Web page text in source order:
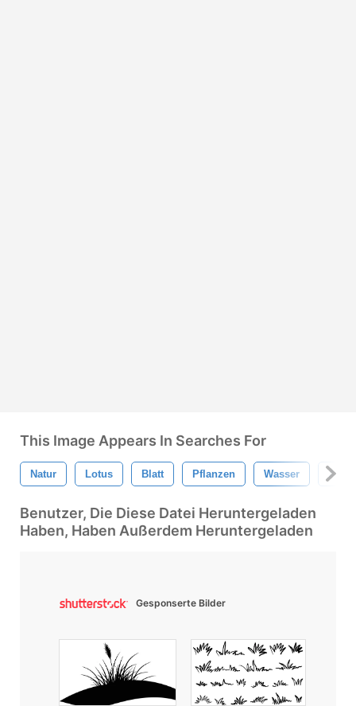
This Image Appears In Searches For
Natur Lotus Blatt Pflanzen Wasser
Benutzer, Die Diese Datei Heruntergeladen
Haben, Haben Außerdem Heruntergeladen
Gesponserte Bilder